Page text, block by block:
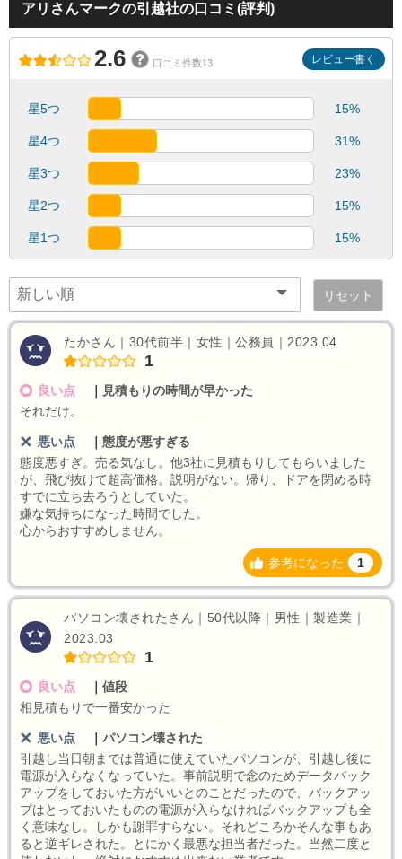
アリさんマークの引越社の口コミ(評判)
2.6 口コミ件数13 レビュー書く
星5つ 15%
星4つ 31%
星3つ 23%
星2つ 15%
星1つ 15%
リセット
たかさん｜30代前半｜女性｜公務員｜2023.04
1
良い点
見積もりの時間が早かった
それだけ。
悪い点
態度が悪すぎる
態度悪すぎ。売る気なし。他3社に見積もりしてもらいました
が、飛び抜けて超高価格。説明がない。帰り、ドアを閉める時
すでに立ち去ろうとしていた。
嫌な気持ちになった時間でした。
心からおすすめしません。
参考になった 1
パソコン壊されたさん｜50代以降｜男性｜製造業｜
2023.03
1
良い点
値段
相見積もりで一番安かった
悪い点
パソコン壊された
引越し当日朝までは普通に使えていたパソコンが、引越し後に
電源が入らなくなっていた。事前説明で念のためデータバック
アップをしておいた方がいいとのことだったので、バックアッ
プはとっておいたものの電源が入らなければバックアップも全
く意味なし。しかも謝罪すらない。それどころかそんな事もあ
ると逆ギレされた。とにかく最悪な担当者だった。当然二度と